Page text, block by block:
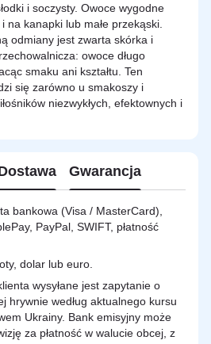
i soczysty. Owoce wygodne
na kanapki lub małe przekąski.
odmiany jest zwarta skórka i
owoce długo
smaku ani kształtu. Ten
się zarówno u smakoszy i
niezwykłych, efektownych i
Gwarancja
bankowa (Visa / MasterCard),
PayPal, SWIFT, płatność
dolar lub euro.
wysyłane jest zapytanie o
hrywnie według aktualnego kursu
Ukrainy. Bank emisyjny może
za płatność w walucie obcej, z